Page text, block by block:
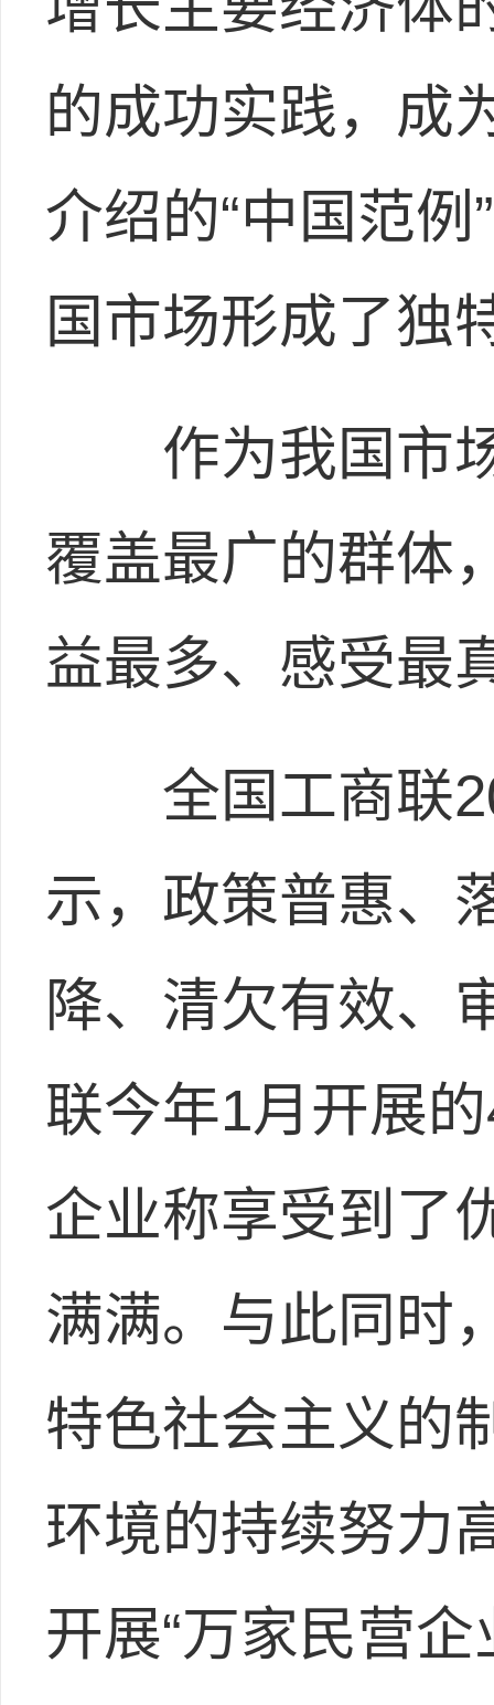
的成功实践，成
介绍的“中国范
国市场形成了独
作为我国市场
覆盖最广的群体
益最多、感受最
全国工商联
示，政策普惠、
降、清欠有效、
联今年1月开展
企业称享受到了
满满。与此同时
特色社会主义的
环境的持续努力
开展“万家民营